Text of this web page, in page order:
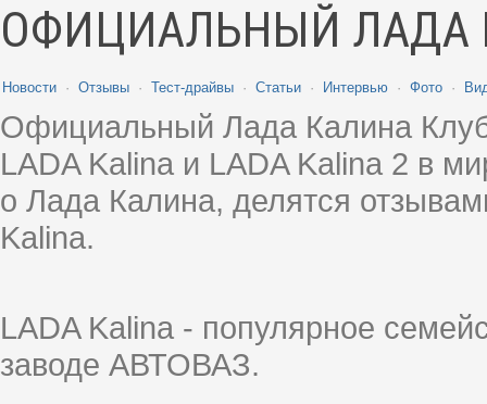
ОФИЦИАЛЬНЫЙ ЛАДА
Новости · Отзывы · Тест-драйвы · Статьи · Интервью · Фото ·
Официальный Лада Калина
LADA Kalina и LADA Kalina 2 в
о Лада Калина, делятся
Kalina.
LADA Kalina - популярное
заводе АВТОВАЗ.